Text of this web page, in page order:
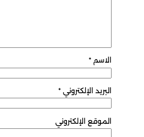
الاسم *
البريد الإلكتروني *
الموقع الإلكتروني